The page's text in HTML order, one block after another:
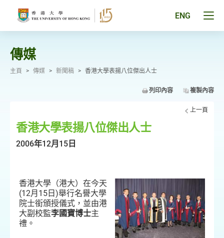
ENG
傳媒
主頁 > 傳媒 > 新聞稿 > 香港大學表揚八位傑出人士
列印內容 複製內容
上一頁
香港大學表揚八位傑出人士
2006年12月15日
香港大學（港大）在今天
(12月15日)舉行名譽大學
院士銜頒授儀式，並由港
大副校監李國寶博士主
禮。